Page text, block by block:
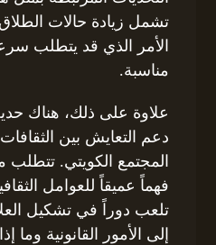
تشمل زيادة حالات
الأمر الذي قد يتطلب
مناسبة.
علاوة على ذلك، هناك
دعم التعايش بين
المجتمع الكويتي. تتطلب
فهماً عميقاً للعوامل
تلعب دوراً في تشكيل
إلى الأمور القانونية وما